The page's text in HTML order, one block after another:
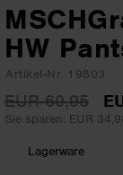
HW
Artikel-Nr. 19803
EUR 69,95
Sie sparen: EUR
Lagerware